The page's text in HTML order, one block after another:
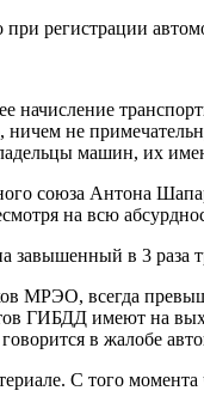
при регистрации
начисление
ничем не
машин, их
союза Антона
на всю
завышенный в 3 раза
МРЭО, всегда
ГИБДД имеют на
в жалобе
С того